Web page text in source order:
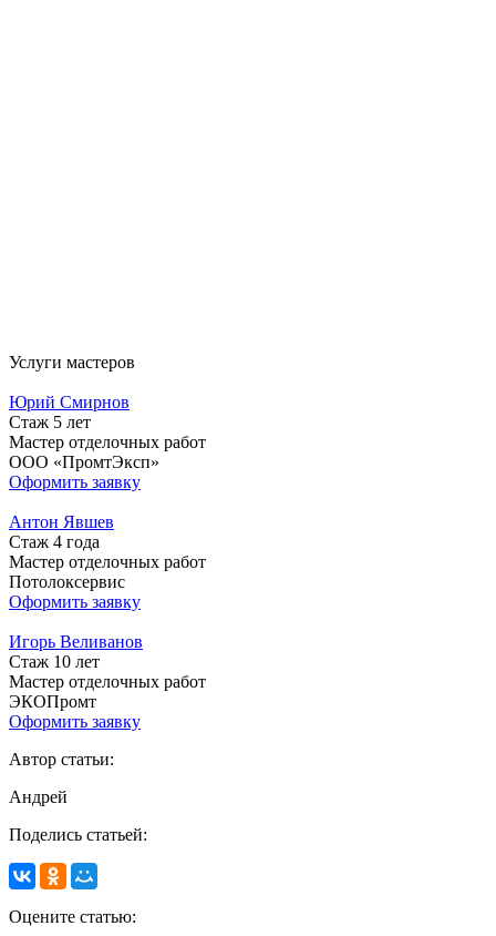
Услуги мастеров
Юрий Смирнов
Стаж 5 лет
Мастер отделочных работ
ООО «ПромтЭксп»
Оформить заявку
Антон Явшев
Стаж 4 года
Мастер отделочных работ
Потолоксервис
Оформить заявку
Игорь Веливанов
Стаж 10 лет
Мастер отделочных работ
ЭКОПромт
Оформить заявку
Автор статьи:
Андрей
Поделись статьей:
Оцените статью: